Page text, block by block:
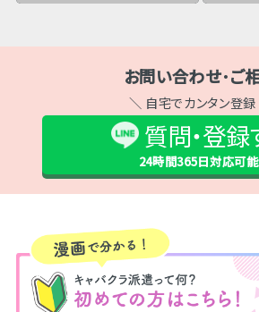
お問い合わせ･ご
＼ 自宅でカンタン登
質問・登録
24時間365日対応可